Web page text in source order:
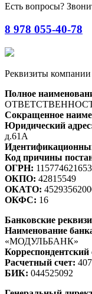
Есть вопросы?
8 978 055-40-78
Реквизиты
Полное
Сокращенное
Юридический
д.61А
Код причины
ОГРН:
ОКПО: 42815549
ОКАТО:
ОКФС: 16
Банковские
Наименование
«МОДУЛЬБАНК»
Корреспондентский
Расчетный счет:
БИК: 044525092